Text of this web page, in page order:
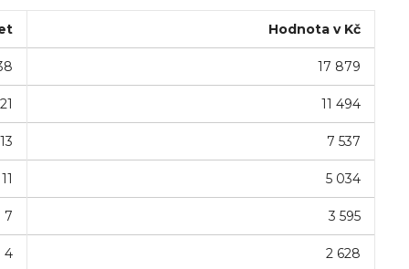
Hodnota v Kč
17 879
21 11 494
13 7 537
11 5 034
7 3 595
4 2 628